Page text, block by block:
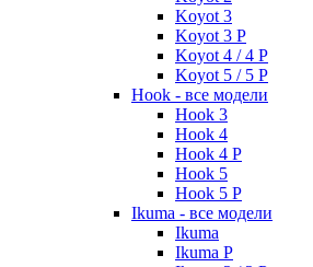
Koyot 3
Koyot 3 P
Koyot 4 / 4 P
Koyot 5 / 5 P
Hook - все модели
Hook 3
Hook 4
Hook 4 P
Hook 5
Hook 5 P
Ikuma - все модели
Ikuma
Ikuma P